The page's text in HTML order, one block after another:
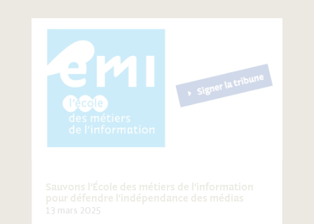
Sauvons l’École des métiers de l’information
pour défendre l’indépendance des médias
13 mars 2025